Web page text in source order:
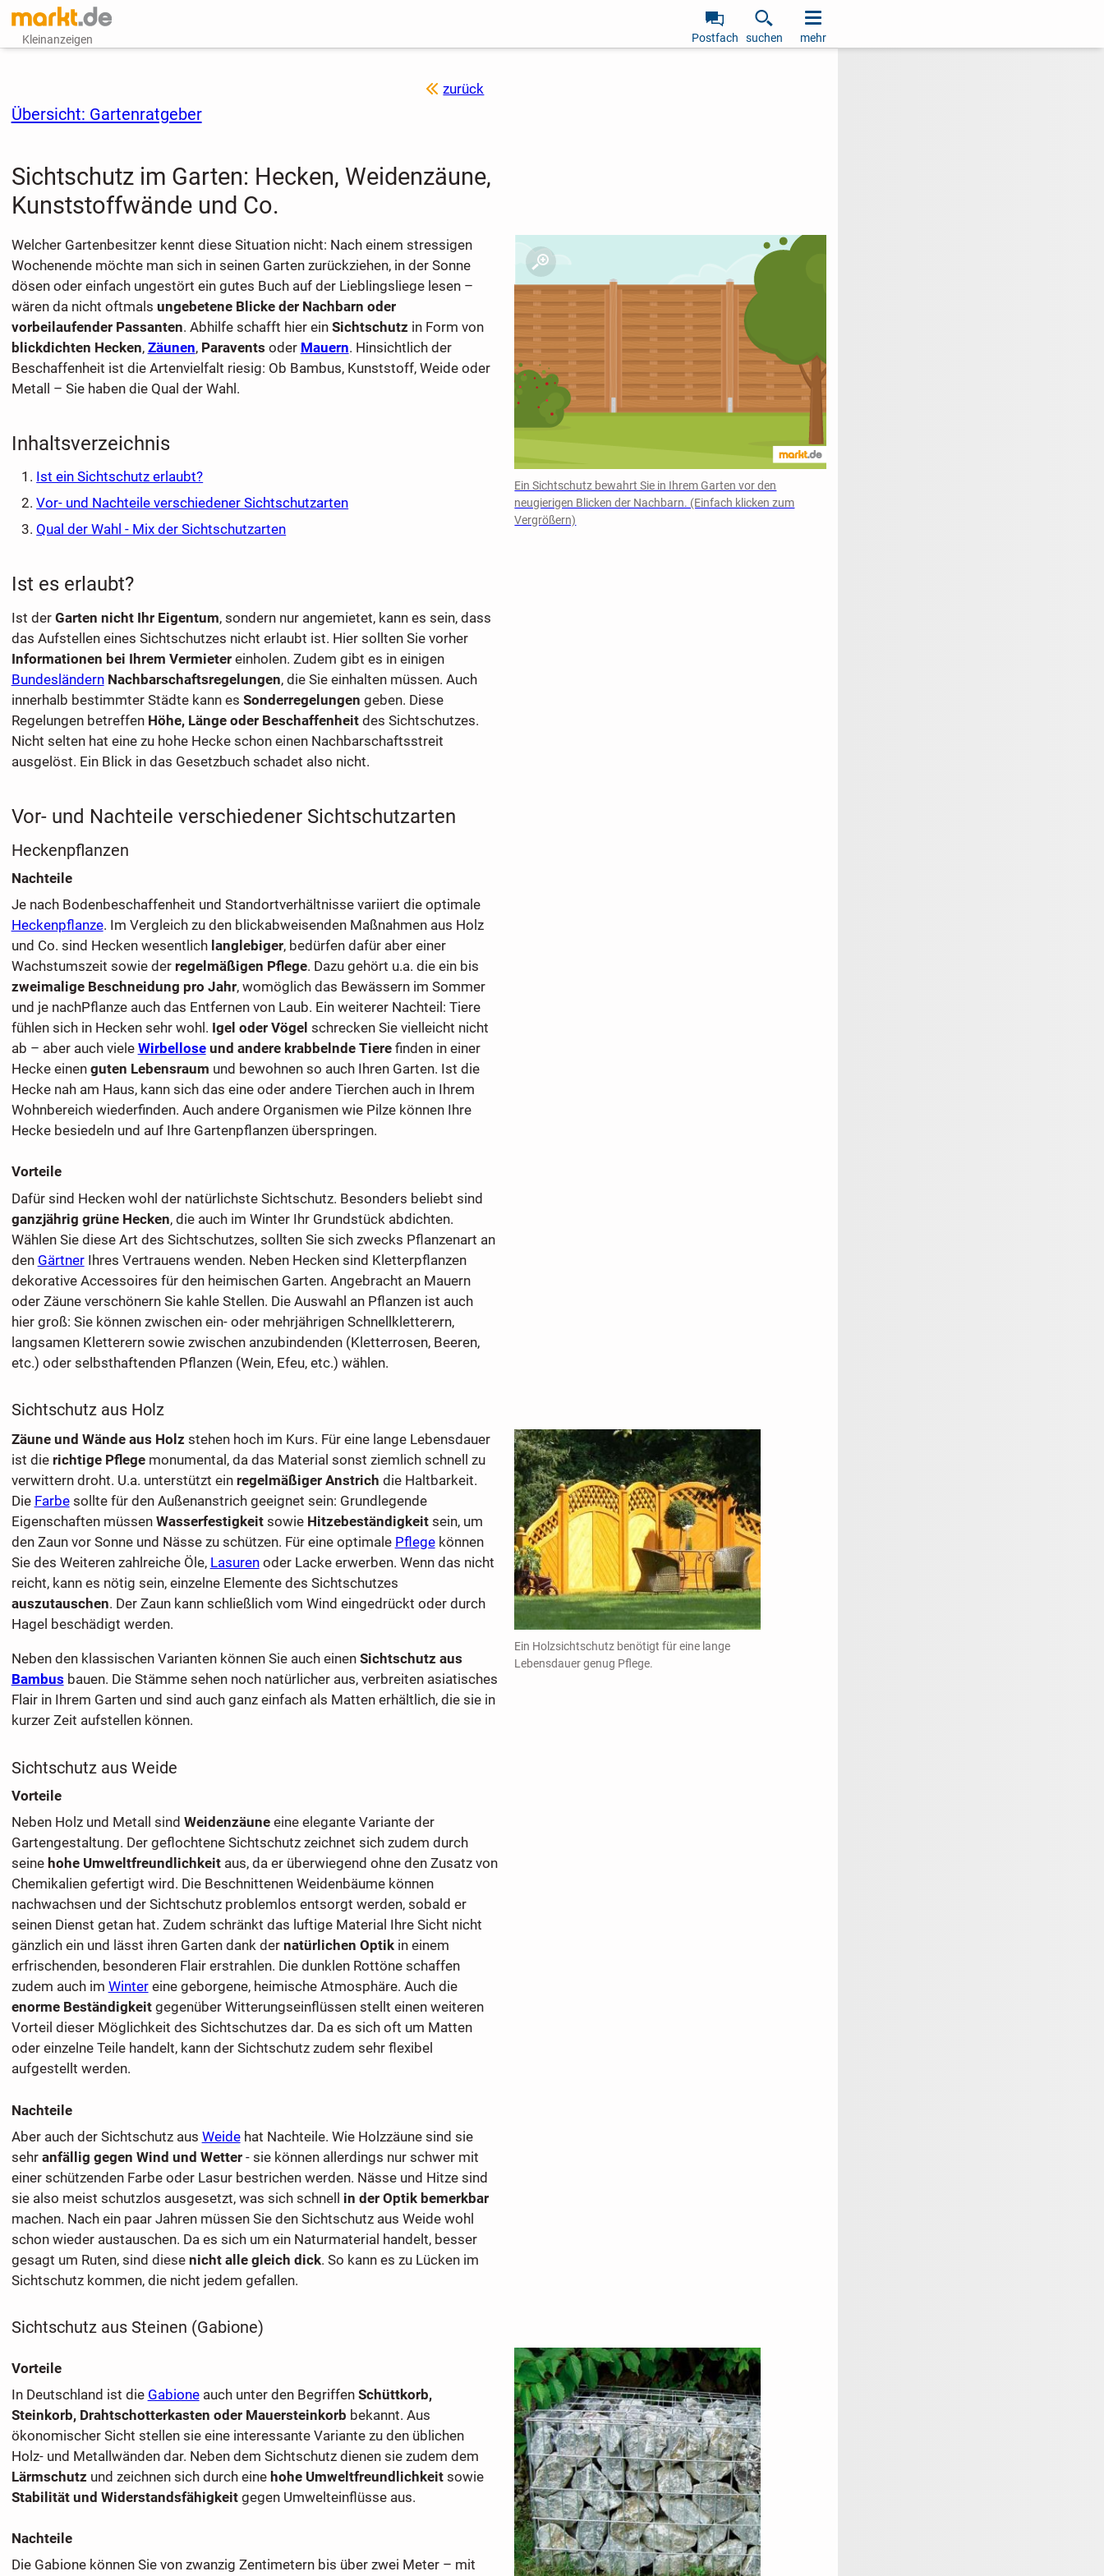
Kleinanzeigen Postfach suchen mehr
zurück
Übersicht: Gartenratgeber
Sichtschutz im Garten: Hecken, Weidenzäune,
Kunststoffwände und Co.
Ein Sichtschutz bewahrt Sie in Ihrem Garten vor den
neugierigen Blicken der Nachbarn. (Einfach klicken zum
Vergrößern)
Welcher Gartenbesitzer kennt diese Situation nicht: Nach einem stressigen
Wochenende möchte man sich in seinen Garten zurückziehen, in der Sonne
dösen oder einfach ungestört ein gutes Buch auf der Lieblingsliege lesen –
wären da nicht oftmals ungebetene Blicke der Nachbarn oder
vorbeilaufender Passanten. Abhilfe schafft hier einSichtschutz in Form von
blickdichten Hecken, Zäunen, Paravents oder Mauern. Hinsichtlich der
Beschaffenheit ist die Artenvielfalt riesig: Ob Bambus, Kunststoff, Weide oder
Metall – Sie haben die Qual der Wahl.
Inhaltsverzeichnis
Ist ein Sichtschutz erlaubt?
Vor- und Nachteile verschiedener Sichtschutzarten
Qual der Wahl - Mix der Sichtschutzarten
Ist es erlaubt?
Ist der Garten nicht Ihr Eigentum, sondern nur angemietet, kann es sein, dass
das Aufstellen eines Sichtschutzes nicht erlaubt ist. Hier sollten Sie vorher
Informationen bei Ihrem Vermietereinholen. Zudem gibt es in einigen
Bundesländern Nachbarschaftsregelungen, die Sie einhalten müssen. Auch
innerhalb bestimmter Städte kann es Sonderregelungen geben. Diese
Regelungen betreffen Höhe, Länge oder Beschaffenheitdes Sichtschutzes.
Nicht selten hat eine zu hohe Hecke schon einen Nachbarschaftsstreit
ausgelöst. Ein Blick in das Gesetzbuch schadet also nicht.
Vor- und Nachteile verschiedener Sichtschutzarten
Heckenpflanzen
Nachteile
Je nach Bodenbeschaffenheit und Standortverhältnisse variiert die optimale
Heckenpflanze. Im Vergleich zu den blickabweisenden Maßnahmen aus Holz
und Co. sind Hecken wesentlich langlebiger, bedürfen dafür aber einer
Wachstumszeit sowie der regelmäßigen Pflege. Dazu gehört u.a. die ein bis
zweimalige Beschneidung pro Jahr, womöglich das Bewässern im Sommer
und je nachPflanze auch das Entfernen von Laub. Ein weiterer Nachteil: Tiere
fühlen sich in Hecken sehr wohl. Igel oder Vögel schrecken Sie vielleicht nicht
ab – aber auch viele Wirbelloseund andere krabbelnde Tierefinden in einer
Hecke einen guten Lebensraum und bewohnen so auch Ihren Garten. Ist die
Hecke nah am Haus, kann sich das eine oder andere Tierchen auch in Ihrem
Wohnbereich wiederfinden. Auch andere Organismen wie Pilze können Ihre
Hecke besiedeln und auf Ihre Gartenpflanzen überspringen.
Vorteile
Dafür sind Hecken wohl der natürlichste Sichtschutz. Besonders beliebt sind
ganzjährig grüne Hecken, die auch im Winter Ihr Grundstück abdichten.
Wählen Sie diese Art des Sichtschutzes, sollten Sie sich zwecks Pflanzenart an
den GärtnerIhres Vertrauens wenden. Neben Hecken sind Kletterpflanzen
dekorative Accessoires für den heimischen Garten. Angebracht an Mauern
oder Zäune verschönern Sie kahle Stellen. Die Auswahl an Pflanzen ist auch
hier groß: Sie können zwischen ein- oder mehrjährigen Schnellkletterern,
langsamen Kletterern sowie zwischen anzubindenden (Kletterrosen, Beeren,
etc.) oder selbsthaftenden Pflanzen (Wein, Efeu, etc.) wählen.
Sichtschutz aus Holz
Ein Holzsichtschutz benötigt für eine lange
Lebensdauer genug Pflege.
Zäune und Wände aus Holz stehen hoch im Kurs. Für eine lange Lebensdauer
ist die richtige Pflegemonumental, da das Material sonst ziemlich schnell zu
verwittern droht. U.a. unterstützt ein regelmäßiger Anstrich die Haltbarkeit.
Die Farbesollte für den Außenanstrich geeignet sein: Grundlegende
Eigenschaften müssen Wasserfestigkeitsowie Hitzebeständigkeitsein, um
den Zaun vor Sonne und Nässe zu schützen. Für eine optimale Pflegekönnen
Sie des Weiteren zahlreiche Öle, Lasurenoder Lacke erwerben. Wenn das nicht
reicht, kann es nötig sein, einzelne Elemente des Sichtschutzes
auszutauschen. Der Zaun kann schließlich vom Wind eingedrückt oder durch
Hagel beschädigt werden.
Neben den klassischen Varianten können Sie auch einen Sichtschutz aus
Bambus bauen. Die Stämme sehen noch natürlicher aus, verbreiten asiatisches
Flair in Ihrem Garten und sind auch ganz einfach als Matten erhältlich, die sie in
kurzer Zeit aufstellen können.
Sichtschutz aus Weide
Vorteile
Neben Holz und Metall sind Weidenzäuneeine elegante Variante der
Gartengestaltung. Der geflochtene Sichtschutz zeichnet sich zudem durch
seine hohe Umweltfreundlichkeitaus, da er überwiegend ohne den Zusatz von
Chemikalien gefertigt wird. Die Beschnittenen Weidenbäume können
nachwachsen und der Sichtschutz problemlos entsorgt werden, sobald er
seinen Dienst getan hat. Zudem schränkt das luftige Material Ihre Sicht nicht
gänzlich ein und lässt ihren Garten dank der natürlichen Optikin einem
erfrischenden, besonderen Flair erstrahlen. Die dunklen Rottöne schaffen
zudem auch im Wintereine geborgene, heimische Atmosphäre. Auch die
enorme Beständigkeit gegenüber Witterungseinflüssen stellt einen weiteren
Vorteil dieser Möglichkeit des Sichtschutzes dar. Da es sich oft um Matten
oder einzelne Teile handelt, kann der Sichtschutz zudem sehr flexibel
aufgestellt werden.
Nachteile
Aber auch der Sichtschutz aus Weidehat Nachteile. Wie Holzzäune sind sie
sehr anfällig gegen Wind und Wetter- sie können allerdings nur schwer mit
einer schützenden Farbe oder Lasur bestrichen werden. Nässe und Hitze sind
sie also meist schutzlos ausgesetzt, was sich schnell in der Optik bemerkbar
machen. Nach ein paar Jahren müssen Sie den Sichtschutz aus Weide wohl
schon wieder austauschen. Da es sich um ein Naturmaterial handelt, besser
gesagt um Ruten, sind diese nicht alle gleich dick. So kann es zu Lücken im
Sichtschutz kommen, die nicht jedem gefallen.
Sichtschutz aus Steinen (Gabione)
Vorteile
In Deutschland ist die Gabioneauch unter den Begriffen Schüttkorb,
Steinkorb, Drahtschotterkasten oder Mauersteinkorb bekannt. Aus
ökonomischer Sicht stellen sie eine interessante Variante zu den üblichen
Holz- und Metallwänden dar. Neben dem Sichtschutz dienen sie zudem dem
Lärmschutz und zeichnen sich durch eine hohe Umweltfreundlichkeitsowie
Stabilität und Widerstandsfähigkeitgegen Umwelteinflüsse aus.
Nachteile
Die Gabione können Sie von zwanzig Zentimetern bis über zwei Meter – mit